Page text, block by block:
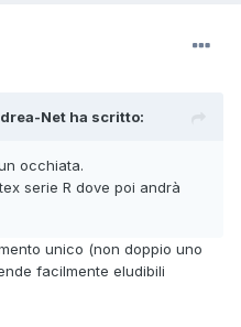
Net ha scritto:
occhiata.
serie R dove poi andrà
unico (non doppio uno
facilmente eludibili